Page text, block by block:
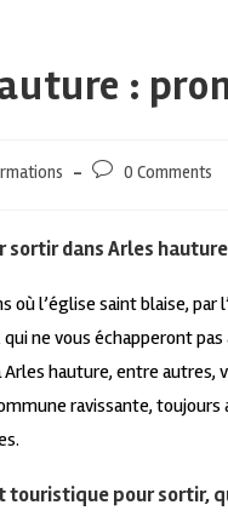
:
0 Comments
sortir dans Arles hauture
où l’église saint blaise,
ne vous échapperont
hauture, entre
ravissante, toujours
touristique pour sortir,